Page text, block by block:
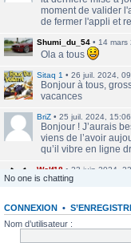
moment de valider
de fermer l'appli et
Shumi_du_54 • 14 mars
Ola a tous
Sitaq 1 • 26 juil. 2024,
Bonjour à tous,
vacances
BriZ • 25 juil. 2024, 15:06
Bonjour ! J’aurais
viens de l’avoir
qu’il vibre en ligne
Wolf18 • 23 juin 2024,
Le site a l'air de
labbethoven• 22 mars
Salut Jero, merci de
No one is chatting
CONNEXION •
Nom d’utilisateur :